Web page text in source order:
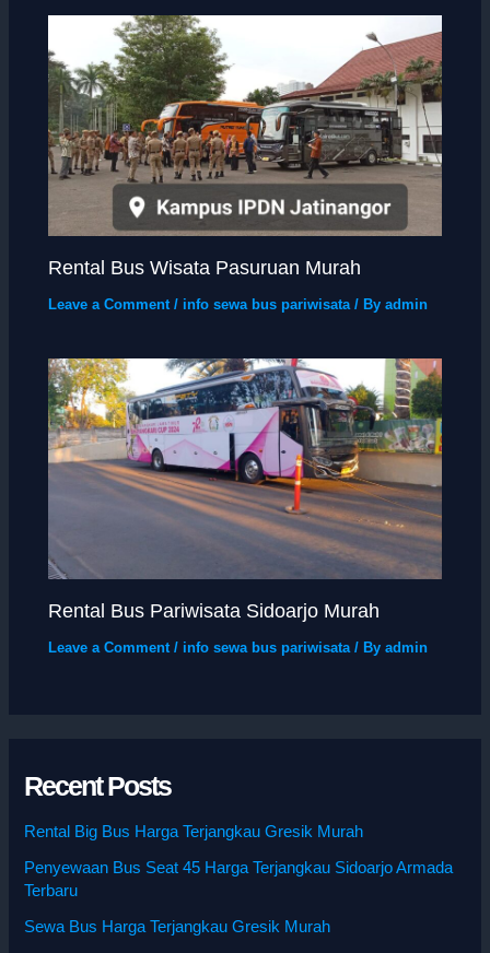
Rental Bus Wisata Pasuruan Murah
Leave a Comment / info sewa bus pariwisata / Byadmin
Rental Bus Pariwisata Sidoarjo Murah
Leave a Comment / info sewa bus pariwisata / Byadmin
Recent Posts
Rental Big Bus Harga Terjangkau Gresik Murah
Penyewaan Bus Seat 45 Harga Terjangkau Sidoarjo Armada
Terbaru
Sewa Bus Harga Terjangkau Gresik Murah